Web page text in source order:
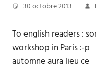
30 octobre 2013
To english readers :
workshop in Paris :-
automne aura lieu ce